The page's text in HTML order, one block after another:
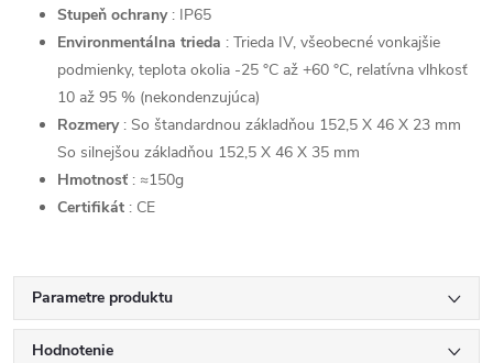
Stupeň ochrany : IP65
Environmentálna trieda : Trieda IV, všeobecné vonkajšie
podmienky, teplota okolia -25 °C až +60 °C, relatívna vlhkosť
10 až 95 % (nekondenzujúca)
Rozmery : So štandardnou základňou 152,5 X 46 X 23 mm
So silnejšou základňou 152,5 X 46 X 35 mm
Hmotnosť : ≈150g
Certifikát : CE
Parametre produktu
Hodnotenie